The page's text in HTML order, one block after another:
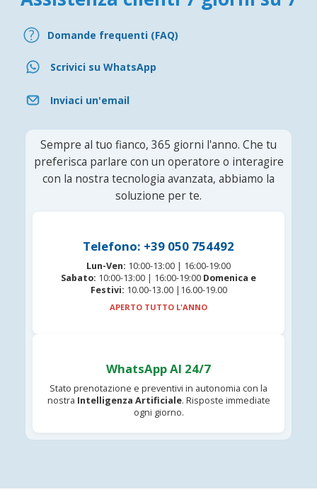
Domande frequenti (FAQ)
Scrivici su WhatsApp
Inviaci un'email
Sempre al tuo fianco, 365 giorni l'anno. Che tu
preferisca parlare con un operatore o interagire
con la nostra tecnologia avanzata, abbiamo la
soluzione per te.
Telefono: +39 050 754492
Lun-Ven: 10:00-13:00 | 16:00-19:00
Sabato: 10:00-13:00 | 16:00-19:00 Domenica e
Festivi: 10.00-13.00 |16.00-19.00
APERTO TUTTO L'ANNO
WhatsApp AI 24/7
Stato prenotazione e preventivi in autonomia con la
nostra Intelligenza Artificiale. Risposte immediate
ogni giorno.